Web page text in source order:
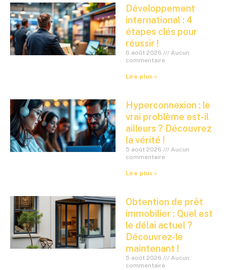
Développement
international : 4
étapes clés pour
réussir !
6 août 2026
Aucun
commentaire
Lire plus »
Hyperconnexion : le
vrai problème est-il
ailleurs ? Découvrez
la vérité !
5 août 2026
Aucun
commentaire
Lire plus »
Obtention de prêt
immobilier : Quel est
le délai actuel ?
Découvrez-le
maintenant !
5 août 2026
Aucun
commentaire